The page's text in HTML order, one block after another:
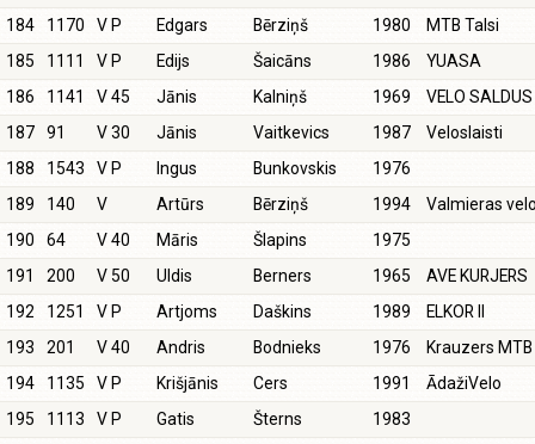
184
1170 V P Edgars Bērziņš 1980
MTB Talsi
185
1111 V P Edijs Šaicāns 1986
YUASA
186
1141 V 45 Jānis Kalniņš 1969
VELO SALDUS
187
91 V 30 Jānis Vaitkevics 1987
Veloslaisti
188
1543 V P Ingus Bunkovskis
1976
189
140 V Artūrs Bērziņš 1994
Valmieras
190
64 V 40 Māris Šlapins
1975
191
200 V 50 Uldis Berners 1965
AVE KURJERS
192
1251 V P Artjoms Daškins 1989
ELKOR II
193
201 V 40 Andris Bodnieks 1976
Krauzers MTB
194
1135 V P Krišjānis Cers 1991
ĀdažiVelo
195
1113 V P Gatis Šterns
1983